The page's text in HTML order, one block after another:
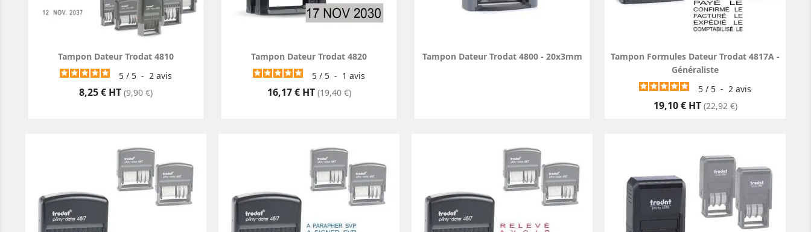
Tampon Dateur Trodat 4810
5 / 5 - 2 avis
Prix
8,25 € HT (9,90 €)
Tampon Dateur Trodat 4820
5 / 5 - 1 avis
Prix
16,17 € HT (19,40 €)
Tampon Dateur Trodat 4800 - 20x3mm
Tampon Formules Dateur Trodat 4817A -
Généraliste
5 / 5 - 2 avis
Prix
19,10 € HT (22,92 €)